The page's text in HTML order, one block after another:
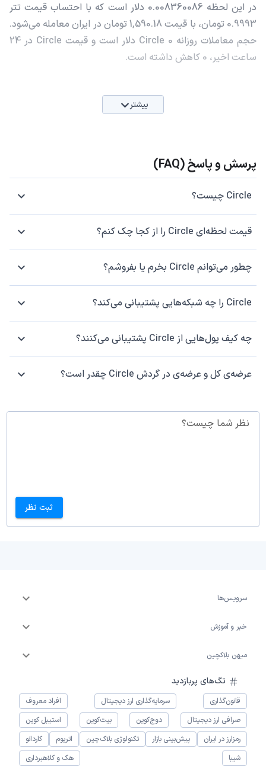
در این لحظه 0.008360086 دلار است که با احتساب قیمت تتر
0.9993 تومان، با قیمت 1,590.18 تومان در ایران معامله می‌شود.
حجم معاملات روزانه Circle 0 دلار است و قیمت Circle در 24
ساعت اخیر، 0 کاهش داشته است.
بیشتر
پرسش و پاسخ (FAQ)
Circle چیست؟
قیمت لحظه‌ای Circle را از کجا چک کنم؟
چطور می‌توانم Circle بخرم یا بفروشم؟
Circle را چه شبکه‌هایی پشتیبانی می‌کند؟
چه کیف پول‌هایی از Circle پشتیبانی می‌کنند؟
عرضه‌ی کل و عرضه‌ی در گردش Circle چقدر است؟
نظر شما چیست؟
ثبت نظر
سرویس‌ها
خبر و آموزش
میهن بلاکچین
تگ‌های پربازدید
قانون‌گذاری سرمایه‌گذاری ارز دیجیتال
افراد معروف
صرافی ارز دیجیتال
دوج‌کوین بیت‌کوین
استیبل کوین
رمزارز در ایران
پیش‌بینی بازار تکنولوژی بلاک‌چین اتریوم
کاردانو
شیبا
هک و کلاهبرداری